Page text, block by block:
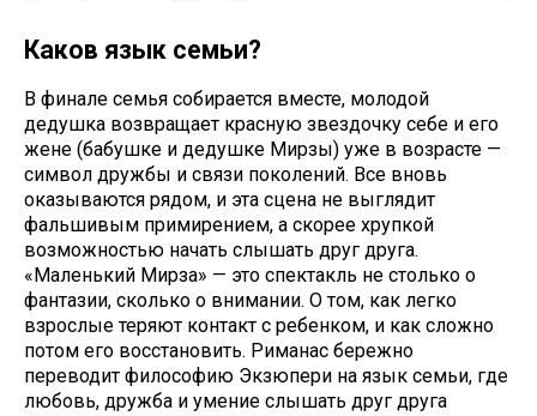
Каков язык семьи?
В финале семья собирается вместе, молодой
дедушка возвращает красную звездочку себе и его
жене (бабушке и дедушке Мирзы) уже в возрасте —
символ дружбы и связи поколений. Все вновь
оказываются рядом, и эта сцена не выглядит
фальшивым примирением, а скорее хрупкой
возможностью начать слышать друг друга.
«Маленький Мирза» — это спектакль не столько о
фантазии, сколько о внимании. О том, как легко
взрослые теряют контакт с ребенком, и как сложно
потом его восстановить. Риманас бережно
переводит философию Экзюпери на язык семьи, где
любовь, дружба и умение слышать друг друга